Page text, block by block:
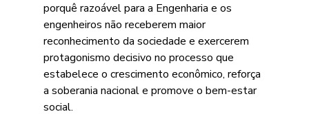
porquê razoável para a Engenharia e os
engenheiros não receberem maior
reconhecimento da sociedade e exercerem
protagonismo decisivo no processo que
estabelece o crescimento econômico, reforça
a soberania nacional e promove o bem-estar
social.